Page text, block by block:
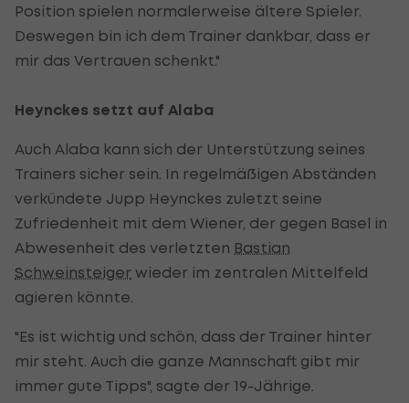
Position spielen normalerweise ältere Spieler.
Deswegen bin ich dem Trainer dankbar, dass er
mir das Vertrauen schenkt."
Heynckes setzt auf Alaba
Auch Alaba kann sich der Unterstützung seines
Trainers sicher sein. In regelmäßigen Abständen
verkündete Jupp Heynckes zuletzt seine
Zufriedenheit mit dem Wiener, der gegen Basel in
Abwesenheit des verletzten Bastian
Schweinsteiger wieder im zentralen Mittelfeld
agieren könnte.
"Es ist wichtig und schön, dass der Trainer hinter
mir steht. Auch die ganze Mannschaft gibt mir
immer gute Tipps", sagte der 19-Jährige.